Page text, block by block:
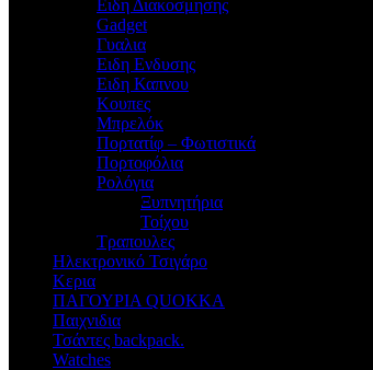
Eιδη Διακοσμησης
Gadget
Γυαλια
Ειδη Ενδυσης
Ειδη Καπνου
Κουπες
Μπρελόκ
Πορτατίφ – Φωτιστικά
Πορτοφόλια
Ρολόγια
Ξυπνητήρια
Τοίχου
Τραπουλες
Ηλεκτρονικό Τσιγάρο
Κερια
ΠΑΓΟΥΡΙΑ QUOKKA
Παιχνιδια
Τσάντες backpack.
Watches